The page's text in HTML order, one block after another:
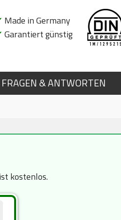
Made in Germany
Garantiert günstig
FRAGEN & ANTWORTEN
kostenlos.